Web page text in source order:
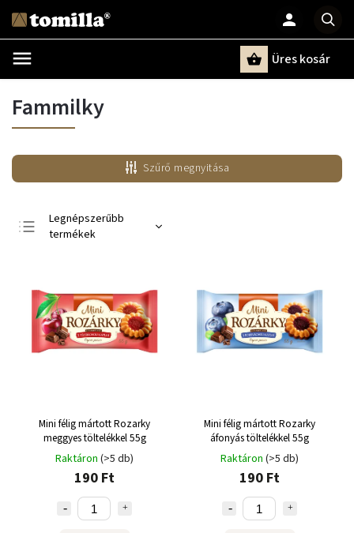
Üres kosár
Fammilky
Szűrő megnyitása
Legnépszerűbb
termékek
ABC szerint
Mini félig mártott Rozarky
meggyes töltelékkel 55g
Raktáron (>5 db)
190 Ft
Mini félig mártott Rozarky
áfonyás töltelékkel 55g
Raktáron (>5 db)
190 Ft